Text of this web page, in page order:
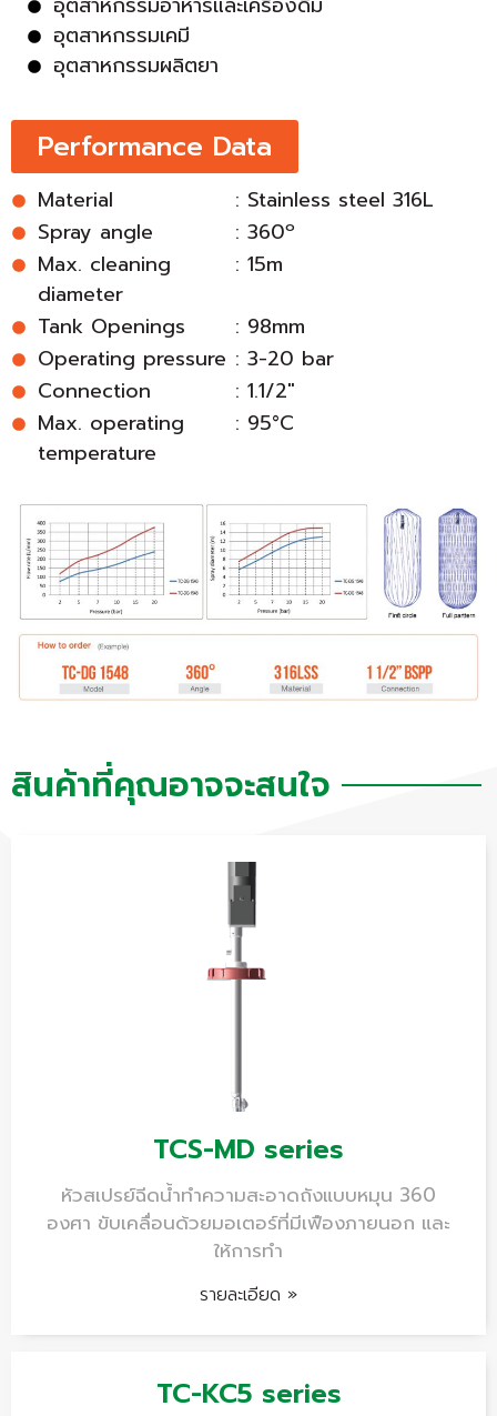
อุตสาหกรรมเคมี
อุตสาหกรรมผลิตยา
Performance Data
Material
: Stainless steel 316L
Spray angle
: 360º
Max. cleaning
diameter
: 15m
Tank Openings
: 98mm
Operating pressure : 3-20 bar
Connection
: 1.1/2"
Max. operating
temperature
: 95°C
สินค้าที่คุณอาจจะสนใจ
TCS-MD series
หัวสเปรย์ฉีดน้ำทำความสะอาดถังแบบหมุน 360
องศา ขับเคลื่อนด้วยมอเตอร์ที่มีเฟืองภายนอก และ
ให้การทำ
รายละเอียด »
TC-KC5 series